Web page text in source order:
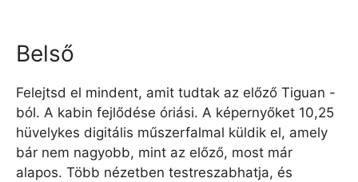
Belső
Felejtsd el mindent, amit tudtak az előző Tiguan -
ból. A kabin fejlődése óriási. A képernyőket 10,25
hüvelykes digitális műszerfalmal küldik el, amely
bár nem nagyobb, mint az előző, most már
alapos. Több nézetben testreszabhatja, és